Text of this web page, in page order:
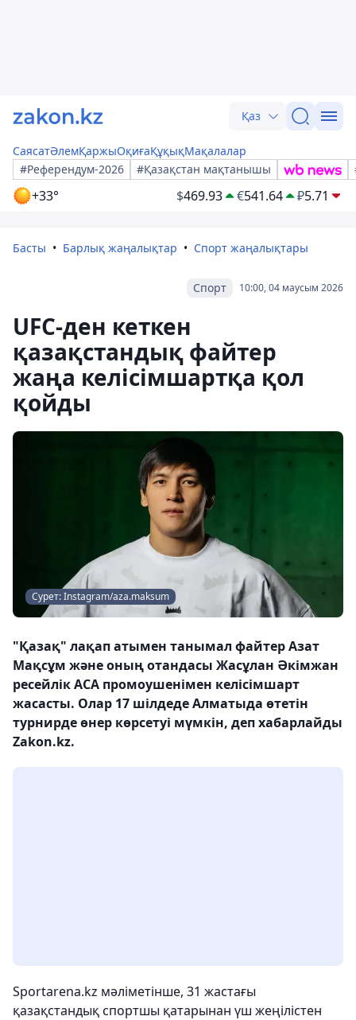
Қаз
СаясатӘлемҚаржыОқиғаҚұқықМақалалар
#Референдум-2026
#Қазақстан мақтанышы
+33° $469.93 €541.64 ₽5.71
Басты Барлық жаңалықтар Спорт жаңалықтары
10:00, 04 маусым 2026
Спорт
UFC-ден кеткен
қазақстандық файтер
жаңа келісімшартқа қол
қойды
Сурет: Instagram/aza.maksum
"Қазақ" лақап атымен танымал файтер Азат
Мақсұм және оның отандасы Жасұлан Әкімжан
ресейлік ACA промоушенімен келісімшарт
жасасты. Олар 17 шілдеде Алматыда өтетін
турнирде өнер көрсетуі мүмкін, деп хабарлайды
Zakon.kz.
Sportarena.kz мәліметінше, 31 жастағы
қазақстандық спортшы қатарынан үш жеңілістен